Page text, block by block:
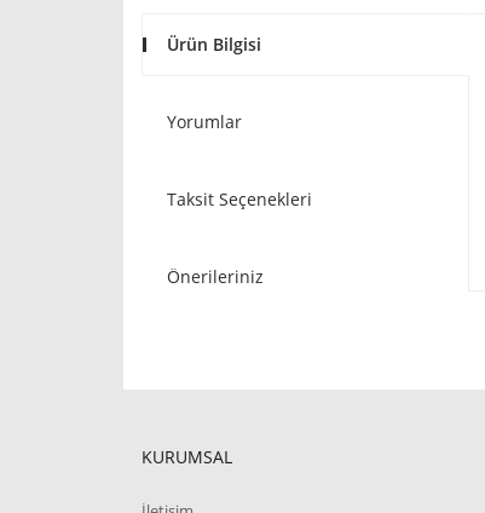
Ürün Bilgisi
Yorumlar
Taksit Seçenekleri
Önerileriniz
KURUMSAL